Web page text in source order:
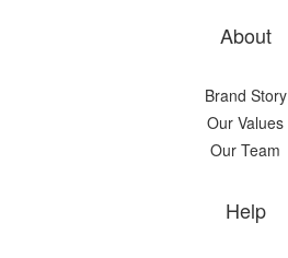
About
Brand Story
Our Values
Our Team
Help